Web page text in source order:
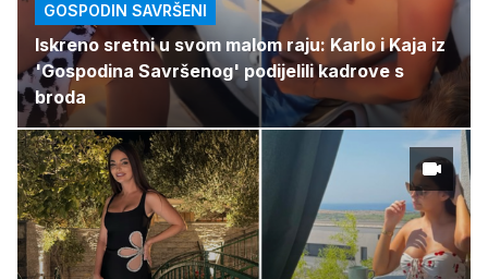
GOSPODIN SAVRŠENI
Iskreno sretni u svom malom raju: Karlo i Kaja iz
'Gospodina Savršenog' podijelili kadrove s
broda